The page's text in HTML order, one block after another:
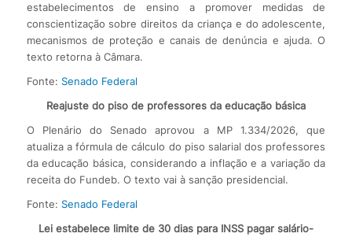
estabelecimentos de ensino a promover medidas de
conscientização sobre direitos da criança e do adolescente,
mecanismos de proteção e canais de denúncia e ajuda. O
texto retorna à Câmara.
Fonte: Senado Federal
Reajuste do piso de professores da educação básica
O Plenário do Senado aprovou a MP 1.334/2026, que
atualiza a fórmula de cálculo do piso salarial dos professores
da educação básica, considerando a inflação e a variação da
receita do Fundeb. O texto vai à sanção presidencial.
Fonte: Senado Federal
Lei estabelece limite de 30 dias para INSS pagar salário-